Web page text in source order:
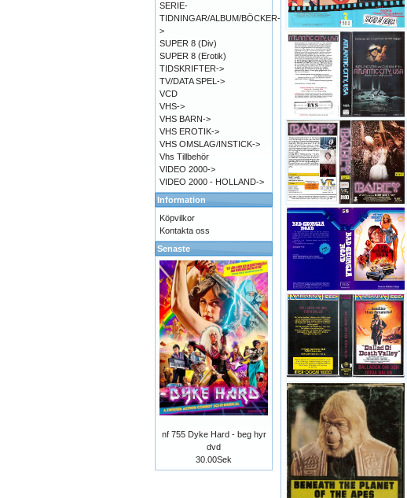
SERIE-
TIDNINGAR/ALBUM/BÖCKER-
>
SUPER 8 (Div)
SUPER 8 (Erotik)
TIDSKRIFTER->
TV/DATA SPEL->
VCD
VHS->
VHS BARN->
VHS EROTIK->
VHS OMSLAG/INSTICK->
Vhs Tillbehör
VIDEO 2000->
VIDEO 2000 - HOLLAND->
Information
Köpvilkor
Kontakta oss
Senaste
nf 755 Dyke Hard - beg hyr
dvd
30.00Sek